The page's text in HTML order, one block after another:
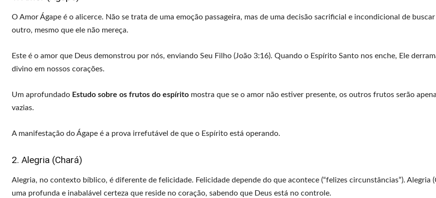
O Amor Ágape é o alicerce. Não se trata de uma emoção passageira, mas de uma decisão sacrificial e incondicional de
outro, mesmo que ele não mereça.
Este é o amor que Deus demonstrou por nós, enviando Seu Filho (João 3:16). Quando o Espírito Santo nos enche, Ele
divino em nossos corações.
Um aprofundado Estudo sobre os frutos do espírito mostra que se o amor não estiver presente, os outros frutos serão
vazias.
A manifestação do Ágape é a prova irrefutável de que o Espírito está operando.
2. Alegria (Chará)
Alegria, no contexto bíblico, é diferente de felicidade. Felicidade depende do que acontece (“felizes circunstâncias”). Alegria
uma profunda e inabalável certeza que reside no coração, sabendo que Deus está no controle.